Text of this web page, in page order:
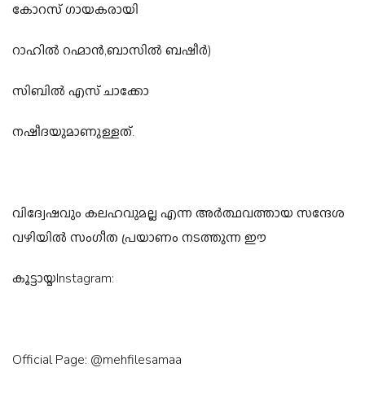
കോറസ് ഗായകരായി
റാഹിൽ റഹ്മാൻ,ബാസിൽ ബഷീർ)
സിബിൽ എസ് ചാക്കോ
നഷീദയുമാണുള്ളത്.
വിദ്വേഷവും കലഹവുമല്ല എന്ന അർത്ഥവത്തായ സന്ദേശ
വഴിയിൽ സംഗീത പ്രയാണം നടത്തുന്ന ഈ
കൂട്ടായ്മInstagram:
Official Page: @mehfilesamaa